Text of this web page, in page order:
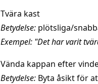
Tvära kast
Betydelse: plötsliga/
Exempel: "Det har varit
Vända kappan efter
Betydelse: Byta åsikt för